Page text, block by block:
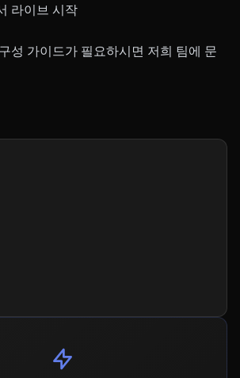
라이브 시작
성 가이드가 필요하시면 저희 팀에 문